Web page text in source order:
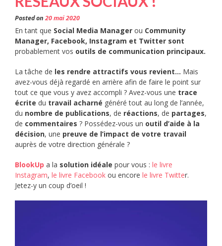
Posted on20 mai 2020
En tant que Social Media Manager ou Community
Manager, Facebook, Instagram et Twitter sont
probablement vos outils de communication principaux.
La tâche de les rendre attractifs vous revient… Mais
avez-vous déjà regardé en arrière afin de faire le point sur
tout ce que vous y avez accompli ? Avez-vous une trace
écrite du travail acharné généré tout au long de l’année,
du nombre de publications, de réactions, de partages,
de commentaires ? Possédez-vous un outil d’aide à la
décision, une preuve de l’impact de votre travail
auprès de votre direction générale ?
BlookUp a la solution idéale pour vous : le livre
Instagram, le livre Facebook ou encore le livre Twitter.
Jetez-y un coup d’oeil !